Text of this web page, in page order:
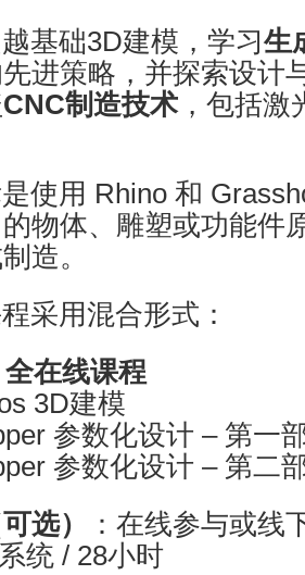
基础3D建模，学习生
进策略，并探索设计
CNC制造技术，包括激
使用 Rhino 和
物体、雕塑或功能件
造。
采用混合形式：
在线课程
3D建模
参数化设计 – 第一
参数化设计 – 第二
选）
：在线参与或线
统 / 28小时